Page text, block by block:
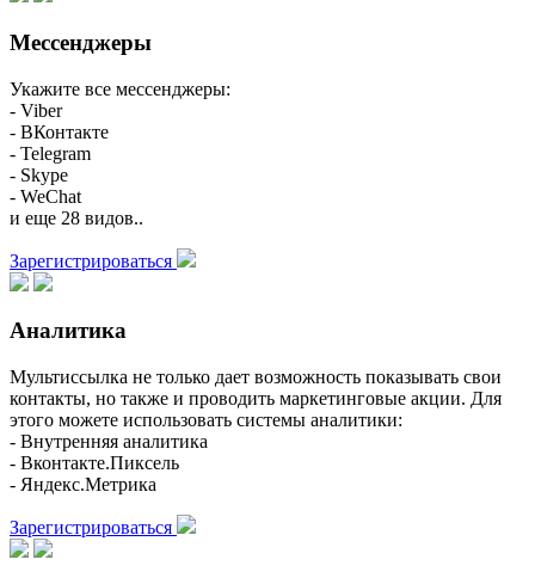
Мессенджеры
Укажите все мессенджеры:
- Viber
- ВКонтакте
- Telegram
- Skype
- WeChat
и еще 28 видов..
Зарегистрироваться
Аналитика
Мультиссылка не только дает возможность показывать свои
контакты, но также и проводить маркетинговые акции. Для
этого можете использовать системы аналитики:
- Внутренняя аналитика
- Вконтакте.Пиксель
- Яндекс.Метрика
Зарегистрироваться